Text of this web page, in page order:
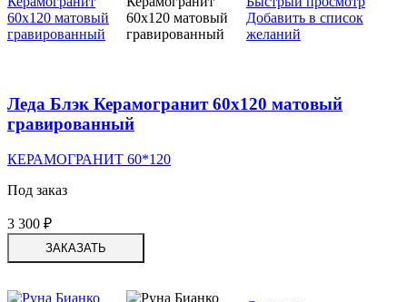
Добавить в список
желаний
Леда Блэк Керамогранит 60х120 матовый
гравированный
КЕРАМОГРАНИТ 60*120
Под заказ
3 300 ₽
ЗАКАЗАТЬ